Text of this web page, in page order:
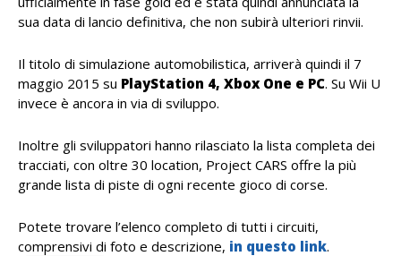
sua data di lancio definitiva, che non subirà ulteriori rinvii.
Il titolo di simulazione automobilistica, arriverà quindi il 7
maggio 2015 su PlayStation 4, Xbox One e PC. Su Wii U
invece è ancora in via di sviluppo.
Inoltre gli sviluppatori hanno rilasciato la lista completa dei
tracciati, con oltre 30 location, Project CARS offre la più
grande lista di piste di ogni recente gioco di corse.
Potete trovare l’elenco completo di tutti i circuiti,
comprensivi di foto e descrizione, in questo link.